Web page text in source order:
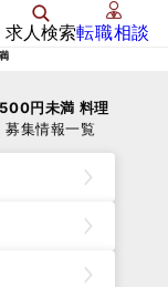
求人検索転職相談
円未満 料理
集情報一覧